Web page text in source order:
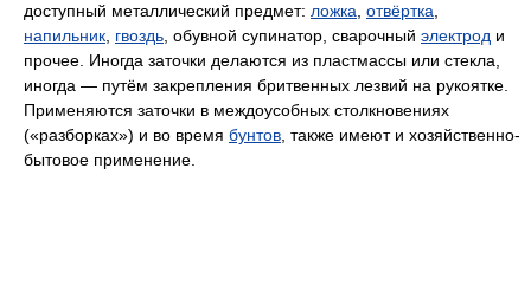
доступный металлический предмет: ложка отвёртка
напильник гвоздь , обувной супинатор, сварочный электрод и
прочее. Иногда заточки делаются из пластмассы или стекла,
иногда — путём закрепления бритвенных лезвий на рукоятке.
Применяются заточки в междоусобных столкновениях
(«разборках») и во время бунтов , также имеют и хозяйственно-
бытовое применение.